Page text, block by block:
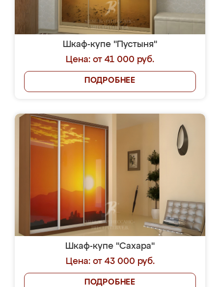
Шкаф-купе "Пустыня"
Цена: от 41 000 руб.
ПОДРОБНЕЕ
Шкаф-купе "Сахара"
Цена: от 43 000 руб.
ПОДРОБНЕЕ